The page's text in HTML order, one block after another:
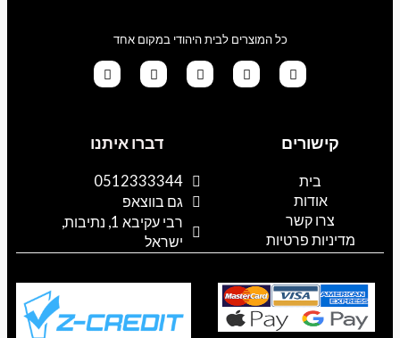
כל המוצרים לבית היהודי במקום אחד
a
s
a
p
p
o
k
o
l
e
קישורים
בית
אודות
צרו קשר
מדיניות פרטיות
דברו איתנו
0512333344
גם בווצאפ
רבי עקיבא 1, נתיבות,
ישראל